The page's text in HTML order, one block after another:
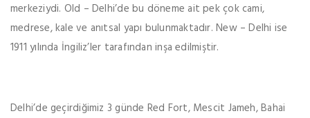
merkeziydi. Old – Delhi’de bu döneme ait pek çok cami,
medrese, kale ve anıtsal yapı bulunmaktadır. New – Delhi ise
1911 yılında İngiliz’ler tarafından inşa edilmiştir.
Delhi’de geçirdiğimiz 3 günde Red Fort, Mescit Jameh, Bahai